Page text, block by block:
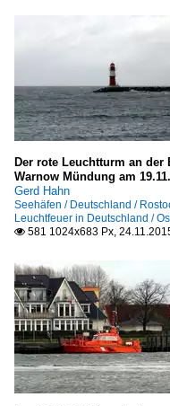
Der rote Leuchtturm an
Warnow Mündung am
Gerd Hahn
Seehäfen / Deutschland /
Leuchtfeuer in Deutschland /
 581 1024x683 Px,